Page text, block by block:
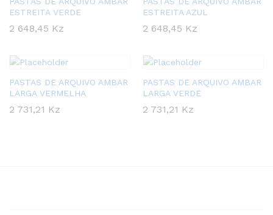
ESTREITA VERDE
2 648,45 Kz
ESTREITA AZUL
2 648,45 Kz
PASTAS DE ARQUIVO AMBAR
LARGA VERMELHA
2 731,21 Kz
PASTAS DE ARQUIVO AMBAR
LARGA VERDE
2 731,21 Kz